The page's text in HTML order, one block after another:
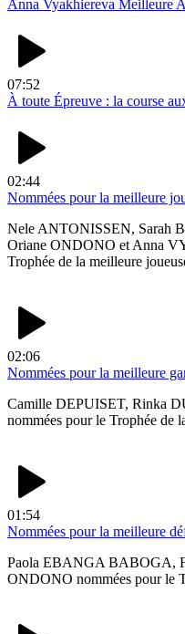
Anna Vyakhiereva Meilleure
07:52
À toute Épreuve : la course
02:44
Nommées pour la meilleure
Nele ANTONISSEN, Sarah
Oriane ONDONO et Anna
Trophée de la meilleure
02:06
Nommées pour la meilleure
Camille DEPUISET, Rinka
nommées pour le Trophée de
01:54
Nommées pour la meilleure
Paola EBANGA BABOGA,
ONDONO nommées pour le